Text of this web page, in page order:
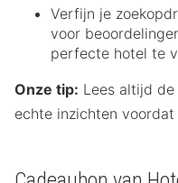
Verfijn je
voor
perfecte hotel te
Onze tip: Lees altijd
echte inzichten